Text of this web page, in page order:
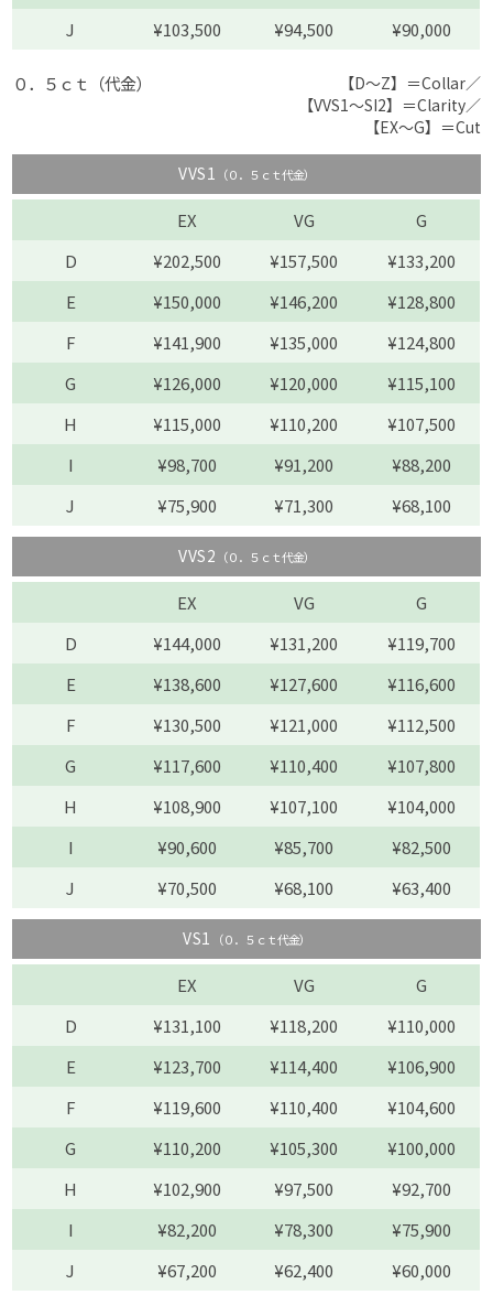
J
¥103,500 ¥94,500 ¥90,000
０．５ｃｔ（代金）
【D〜Z】＝Collar／
【VVS1〜SI2】＝Clarity／
【EX〜G】＝Cut
VVS1 （０．５ｃｔ代金）
EX VG
G
D
¥202,500 ¥157,500
¥133,200
E
¥150,000 ¥146,200
¥128,800
F
¥141,900 ¥135,000
¥124,800
G
¥126,000 ¥120,000
¥115,100
H
¥115,000 ¥110,200
¥107,500
I
¥98,700 ¥91,200
¥88,200
J
¥75,900 ¥71,300 ¥68,100
VVS2 （０．５ｃｔ代金）
EX VG
G
D
¥144,000 ¥131,200
¥119,700
E
¥138,600 ¥127,600
¥116,600
F
¥130,500 ¥121,000
¥112,500
G
¥117,600 ¥110,400
¥107,800
H
¥108,900 ¥107,100
¥104,000
I
¥90,600 ¥85,700
¥82,500
J
¥70,500 ¥68,100 ¥63,400
VS1 （０．５ｃｔ代金）
EX VG
G
D
¥131,100 ¥118,200
¥110,000
E
¥123,700 ¥114,400
¥106,900
F
¥119,600 ¥110,400
¥104,600
G
¥110,200 ¥105,300
¥100,000
H
¥102,900 ¥97,500
¥92,700
I
¥82,200 ¥78,300
¥75,900
J
¥67,200 ¥62,400 ¥60,000